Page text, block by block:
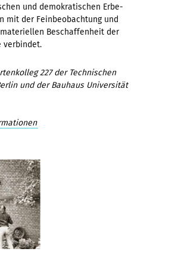
und demokratischen Erbe-
mit der Feinbeobachtung und
Beschaffenheit der
verbindet.
227 der Technischen
und der Bauhaus Universität